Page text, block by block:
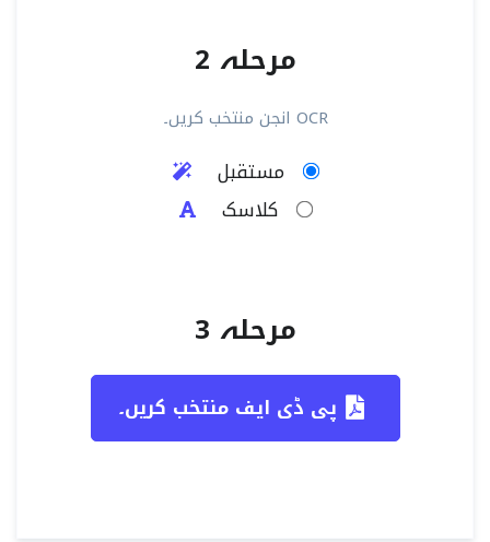
مرحلہ 2
OCR انجن منتخب کریں۔
مستقبل
کلاسک
مرحلہ 3
پی ڈی ایف منتخب کریں۔